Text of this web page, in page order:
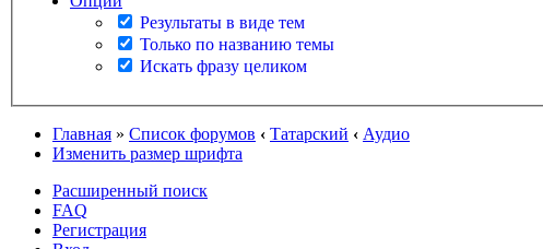
Результаты в виде тем
Только по названию темы
Искать фразу целиком
Главная » Список форумов ‹ Татарский ‹ Аудио
Изменить размер шрифта
Расширенный поиск
FAQ
Регистрация